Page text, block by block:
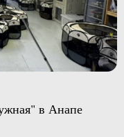
в Анапе